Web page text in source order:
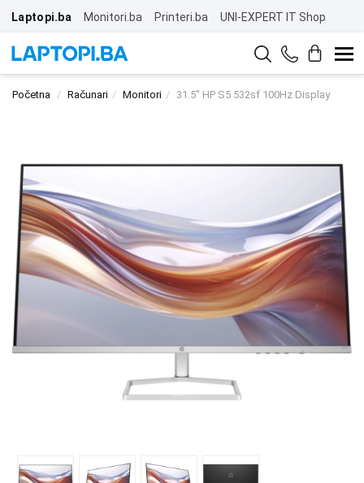
Laptopi.ba Monitori.ba Printeri.ba UNI-EXPERT IT Shop
Početna Računari Monitori 31.5" HP S5 532sf 100Hz Display